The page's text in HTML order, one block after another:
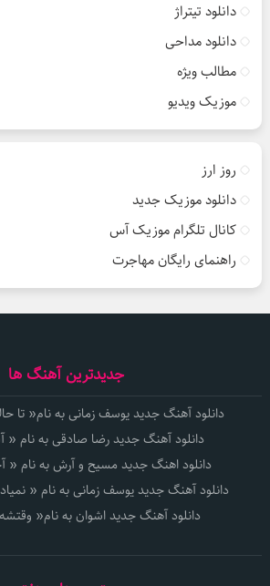
دانلود تیتراژ
دانلود مداحی
مطالب ویژه
موزیک ویدیو
روز ارز
دانلود موزیک جدید
کانال تلگرام موزیک آس
راهنمای رایگان مهاجرت
جدیدترین آهنگ ها
دانلود آهنگ جدید یوسف زمانی به نام« تا
دانلود آهنگ جدید رضا صادقی به نام
دانلود اهنگ جدید مسیح و آرش به نام «
دانلود آهنگ جدید یوسف زمانی به نام «
دانلود آهنگ جدید اشوان به نام«